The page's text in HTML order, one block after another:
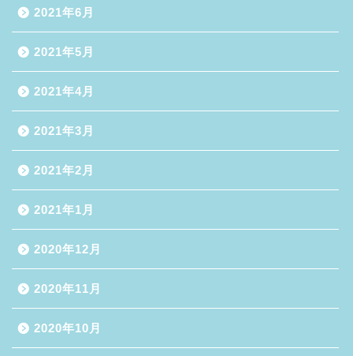
2021年6月
2021年5月
2021年4月
2021年3月
2021年2月
2021年1月
2020年12月
2020年11月
2020年10月